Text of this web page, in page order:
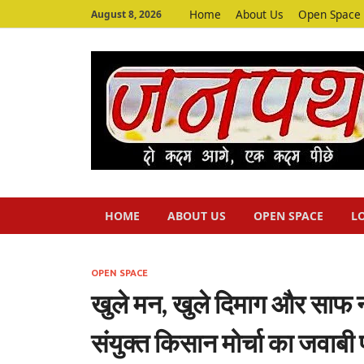
August 8, 2026 Home About Us Open Space
HOME ABOUT US OPEN SPACE
OPEN SPACE
खुले मन, खुले दिमाग और साफ
संयुक्त किसान मोर्चा का जवाबी